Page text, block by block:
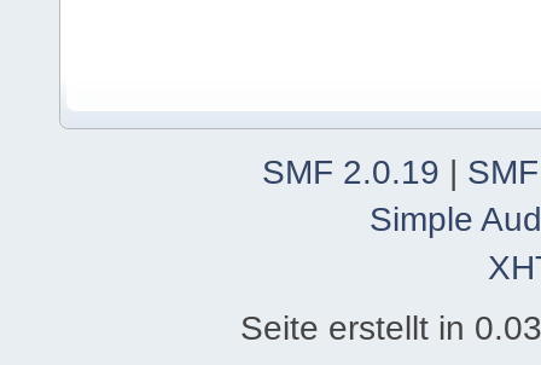
SMF 2.0.19 |
Simple
Seite erstellt in